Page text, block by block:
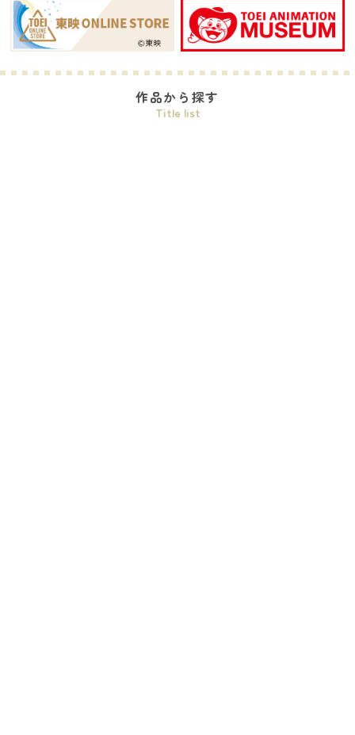
作品から探す
Title list